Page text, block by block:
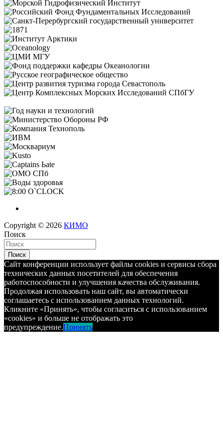
Copyright © 2026 КИМО
Поиск
Поиск
Сайт конференции использует файлы cookies и сервисы сбора
технических данных посетителей для обеспечения
работоспособности и улучшения качества обслуживания.
Продолжая использовать наш сайт, вы автоматически
соглашаетесь с использованием данных технологий.
Кликните «Принять», чтобы согласиться с использованием
«cookies» и больше не отображать это
предупреждение.Принять